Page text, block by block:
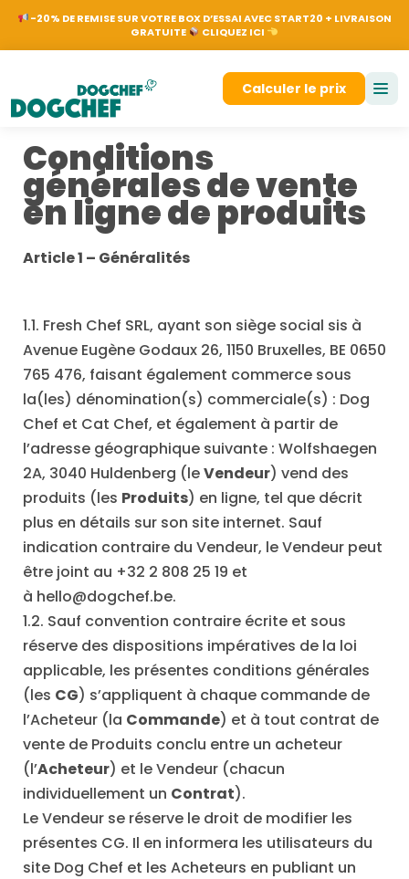
-20% DE REMISE SUR VOTRE BOX D’ESSAI AVEC START20 + LIVRAISON
GRATUITE
CLIQUEZ ICI
Calculer le prix
Se connecter
Conditions
générales de vente
en ligne de produits
Article 1 – Généralités
1.1. Fresh Chef SRL, ayant son siège social sis à
Avenue Eugène Godaux 26, 1150 Bruxelles, BE 0650
765 476, faisant également commerce sous
la(les) dénomination(s) commerciale(s) : Dog
Chef et Cat Chef, et également à partir de
l’adresse géographique suivante : Wolfshaegen
2A, 3040 Huldenberg (leVendeur) vend des
produits (les Produits) en ligne, tel que décrit
plus en détails sur son site internet. Sauf
indication contraire du Vendeur, le Vendeur peut
être joint au +32 2 808 25 19 et
à hello@dogchef.be.
1.2. Sauf convention contraire écrite et sous
réserve des dispositions impératives de la loi
applicable, les présentes conditions générales
(les CG) s’appliquent à chaque commande de
l’Acheteur (la Commande) et à tout contrat de
vente de Produits conclu entre un acheteur
(l’Acheteur) et le Vendeur (chacun
individuellement un Contrat).
Le Vendeur se réserve le droit de modifier les
présentes CG. Il en informera les utilisateurs du
site Dog Chef et les Acheteurs en publiant un